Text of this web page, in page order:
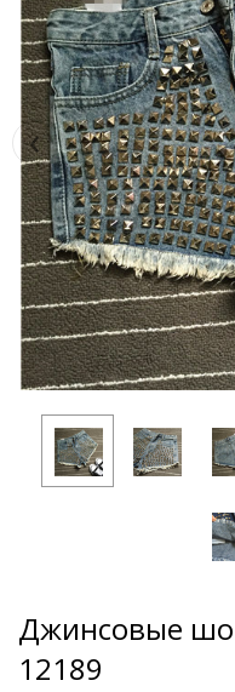
‹
Джинсовые
12189